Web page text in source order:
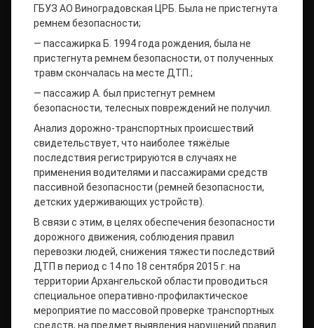
ГБУЗ АО Виноградовская ЦРБ. Была не пристегнута
ремнем безопасности;
— пассажирка Б. 1994 года рождения, была не
пристегнута ремнем безопасности, от полученных
травм скончалась на месте ДТП.;
— пассажир А. был пристегнут ремнем
безопасности, телесных повреждений не получил.
Анализ дорожно-транспортных происшествий
свидетельствует, что наиболее тяжёлые
последствия регистрируются в случаях не
применения водителями и пассажирами средств
пассивной безопасности (ремней безопасности,
детских удерживающих устройств).
В связи с этим, в целях обеспечения безопасности
дорожного движения, соблюдения правил
перевозки людей, снижения тяжести последствий
ДТП в период с 14 по 18 сентября 2015 г. на
территории Архангельской области проводиться
специальное оперативно-профилактическое
мероприятие по массовой проверке транспортных
средств, на предмет выявления нарушений правил